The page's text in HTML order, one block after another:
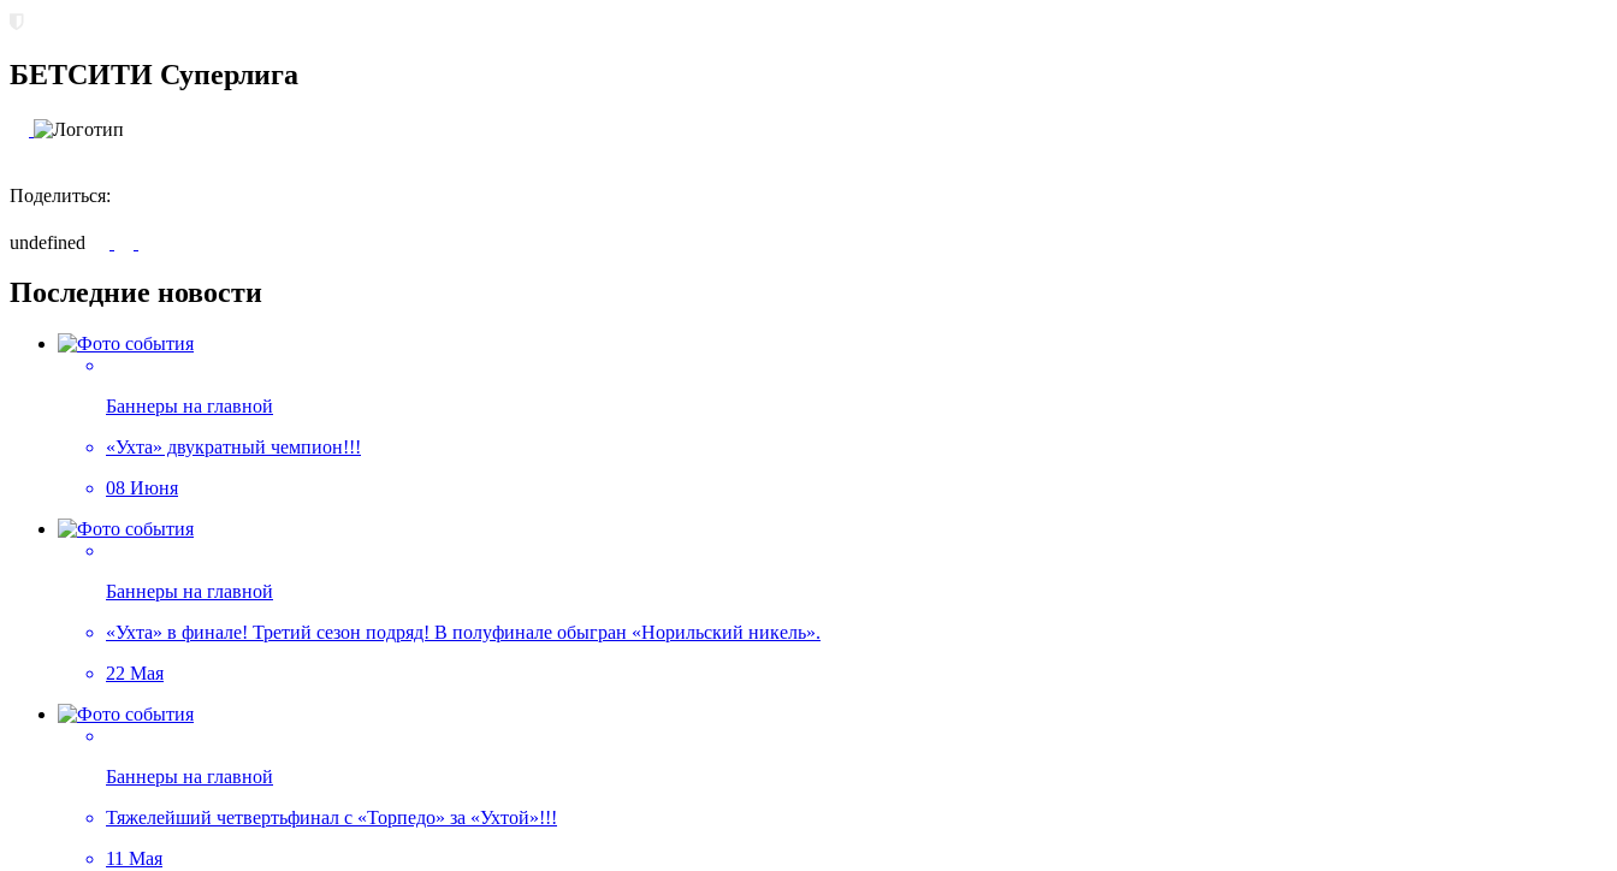
БЕТСИТИ Суперлига
Поделиться:
undefined
Последние новости
Баннеры на главной
«Ухта» двукратный чемпион!!!
08 Июня
Баннеры на главной
«Ухта» в финале! Третий сезон подряд! В полуфинале обыгран «Норильский никель».
22 Мая
Баннеры на главной
Тяжелейший четвертьфинал с «Торпедо» за «Ухтой»!!!
11 Мая